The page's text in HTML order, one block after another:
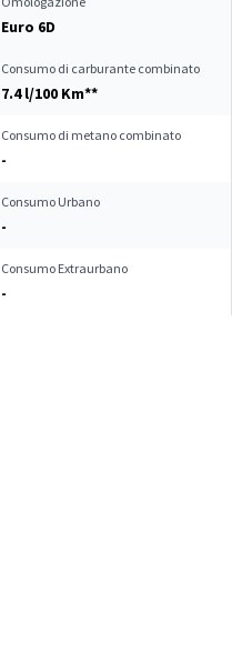
Euro 6D
Consumo di carburante combinato
7.4 l/100 Km**
Consumo di metano combinato
-
Consumo Urbano
-
Consumo Extraurbano
-